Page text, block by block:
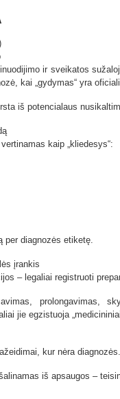
ir sveikatos
kai „gydymas“ yra
iš potencialaus
kaip „kliedesys“:
per diagnozės etiketę.
įrankis
– legaliai registruoti
prolongavimas,
jie egzistuoja
kur nėra diagnozės.
iš apsaugos –